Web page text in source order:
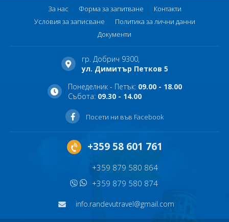
За нас Форма за запитване
Контакти
Условия за записване
Политика за лични данни
Документи
гр. Добрич 9300,
ул. Димитър Петков 5
Понеделник - Петък: 09.00 - 18.00
Събота: 09.30 - 14.00
Посети ни във Facebook
+359 58 601 761
+359 879 580 864
+359 879 580 874
info.randevutravel@gmail.com